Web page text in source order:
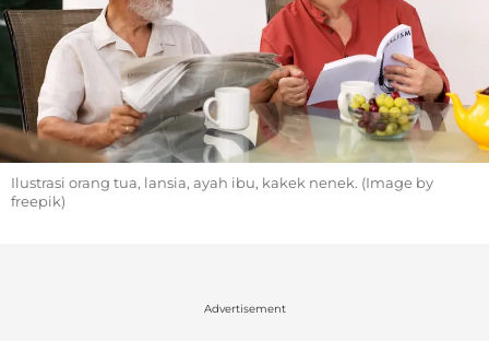
Ilustrasi orang tua, lansia, ayah ibu, kakek nenek. (Image by
freepik)
Advertisement